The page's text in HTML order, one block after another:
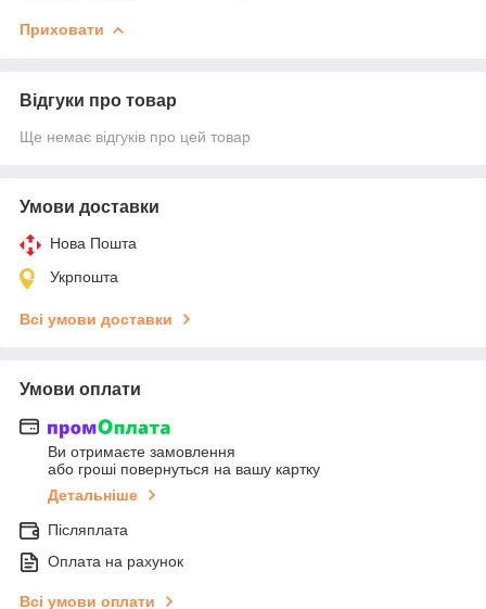
Приховати
Відгуки про товар
Ще немає відгуків про цей товар
Умови доставки
Нова Пошта
Укрпошта
Всі умови доставки
Умови оплати
Ви отримаєте замовлення
або гроші повернуться на вашу картку
Детальніше
Післяплата
Оплата на рахунок
Всі умови оплати